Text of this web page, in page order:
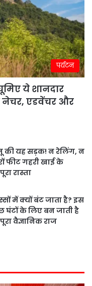
पर्यटन
ये शानदार
नेचर, एडवेंचर और
की यह सड़क! न रेलिंग, न
फीट गहरी खाई के
रास्ता
में क्यों बंट जाता है? इस
के लिए बन जाती है
वैज्ञानिक राज